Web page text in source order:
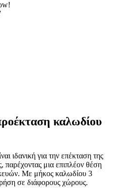
καλωδίου
ιδανική για την επέκταση της
παρέχοντας μια επιπλέον θέση
Με μήκος καλωδίου 3
σε διάφορους χώρους.